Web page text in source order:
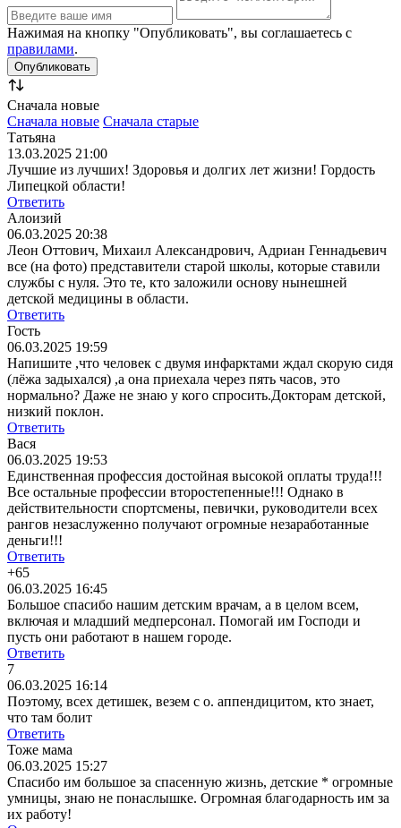
Нажимая на кнопку "Опубликовать", вы соглашаетесь с
правилами.
Сначала новые
Сначала новые Сначала старые
Татьяна
13.03.2025 21:00
Лучшие из лучших! Здоровья и долгих лет жизни! Гордость
Липецкой области!
Ответить
Алоизий
06.03.2025 20:38
Леон Оттович, Михаил Александрович, Адриан Геннадьевич
все (на фото) представители старой школы, которые ставили
службы с нуля. Это те, кто заложили основу нынешней
детской медицины в области.
Ответить
Гость
06.03.2025 19:59
Напишите ,что человек с двумя инфарктами ждал скорую сидя
(лёжа задыхался) ,а она приехала через пять часов, это
нормально? Даже не знаю у кого спросить.Докторам детской,
низкий поклон.
Ответить
Вася
06.03.2025 19:53
Единственная профессия достойная высокой оплаты труда!!!
Все остальные профессии второстепенные!!! Однако в
действительности спортсмены, певички, руководители всех
рангов незаслуженно получают огромные незаработанные
деньги!!!
Ответить
+65
06.03.2025 16:45
Большое спасибо нашим детским врачам, а в целом всем,
включая и младший медперсонал. Помогай им Господи и
пусть они работают в нашем городе.
Ответить
7
06.03.2025 16:14
Поэтому, всех детишек, везем с о. аппендицитом, кто знает,
что там болит
Ответить
Тоже мама
06.03.2025 15:27
Спасибо им большое за спасенную жизнь, детские * огромные
умницы, знаю не понаслышке. Огромная благодарность им за
их работу!